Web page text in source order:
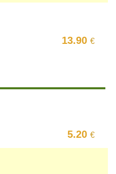
13.90€
5.20€